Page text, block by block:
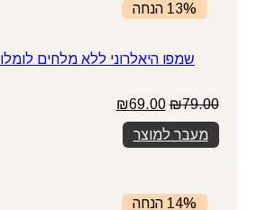
13% הנחה
שמפו היאלרוני ללא מלחים לומלו 500 מ"ל LOME'LO
₪79.00
המחיר
המקורי
היה:
₪79.00.
₪69.00
מעבר למוצר
14% הנחה